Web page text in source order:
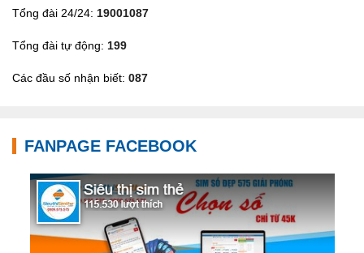
Tổng đài 24/24: 19001087
Tổng đài tự động: 199
Các đầu số nhận biết: 087
FANPAGE FACEBOOK